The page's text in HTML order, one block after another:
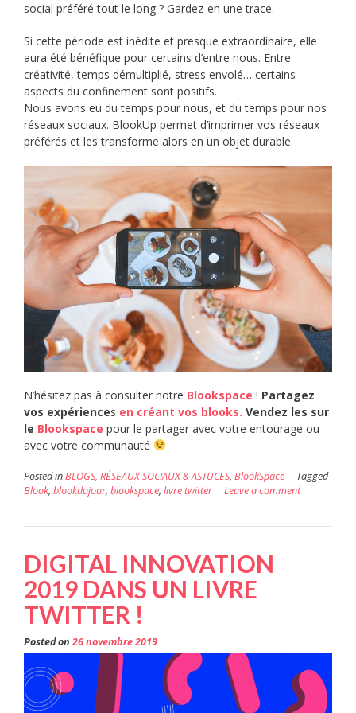
social préféré tout le long ? Gardez-en une trace.
Si cette période est inédite et presque extraordinaire, elle
aura été bénéfique pour certains d’entre nous. Entre
créativité, temps démultiplié, stress envolé… certains
aspects du confinement sont positifs.
Nous avons eu du temps pour nous, et du temps pour nos
réseaux sociaux. BlookUp permet d’imprimer vos réseaux
préférés et les transforme alors en un objet durable.
N’hésitez pas à consulter notre Blookspace ! Partagez
vos expériences en créant vos blooks. Vendez les sur
le Blookspace pour le partager avec votre entourage ou
avec votre communauté
Posted inBLOGS, RÉSEAUX SOCIAUX & ASTUCES, BlookSpace
Tagged
Blook, blookdujour, blookspace, livre twitter Leave a comment
DIGITAL INNOVATION
2019 DANS UN LIVRE
TWITTER !
Posted on26 novembre 2019